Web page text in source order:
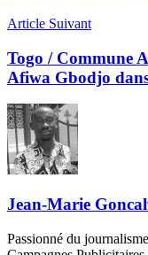
Article Suivant
Togo / Commune
Afiwa Gbodjo
Jean-Marie
Passionné du